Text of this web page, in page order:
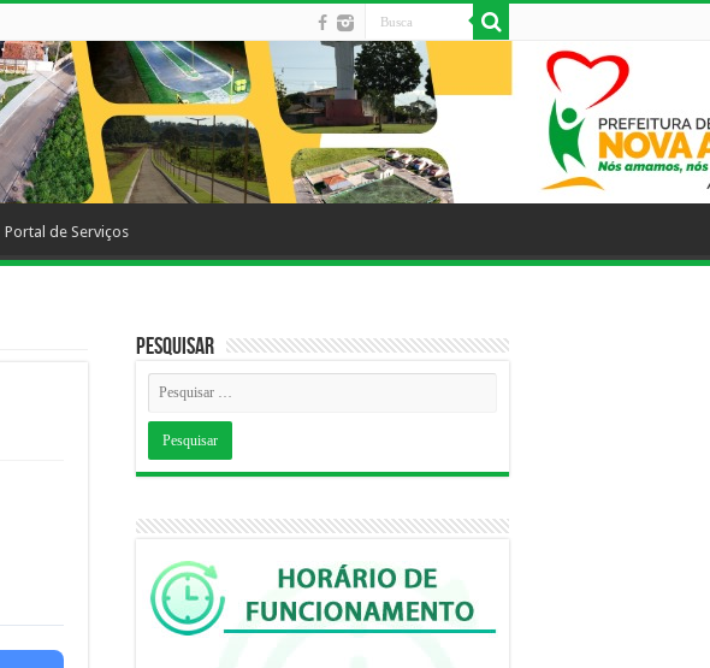
Portal de Serviços
Pesquisar